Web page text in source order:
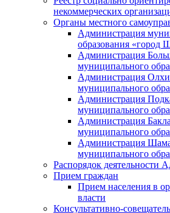
некоммерческих
Органы местного
Администрация
образования «город
Администрация
муниципального
Администрация
муниципального
Администрация
муниципального
Администрация
муниципального
Администрация
муниципального
Распорядок деятельности
Прием граждан
Прием населения в
власти
Консультативно-